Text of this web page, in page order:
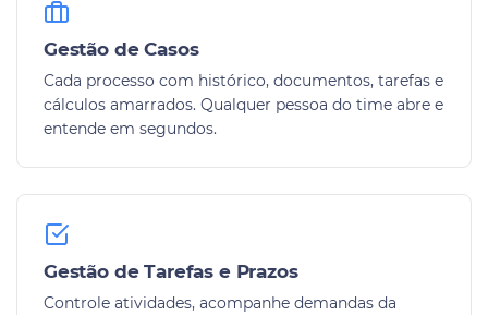
Gestão de Casos
Cada processo com histórico, documentos, tarefas e
cálculos amarrados. Qualquer pessoa do time abre e
entende em segundos.
Gestão de Tarefas e Prazos
Controle atividades, acompanhe demandas da